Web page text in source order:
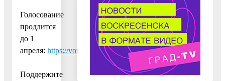
Голосование
продлится
до 1
апреля: https://vote.dobrodel.ru/narodniy_budjet
Поддержите